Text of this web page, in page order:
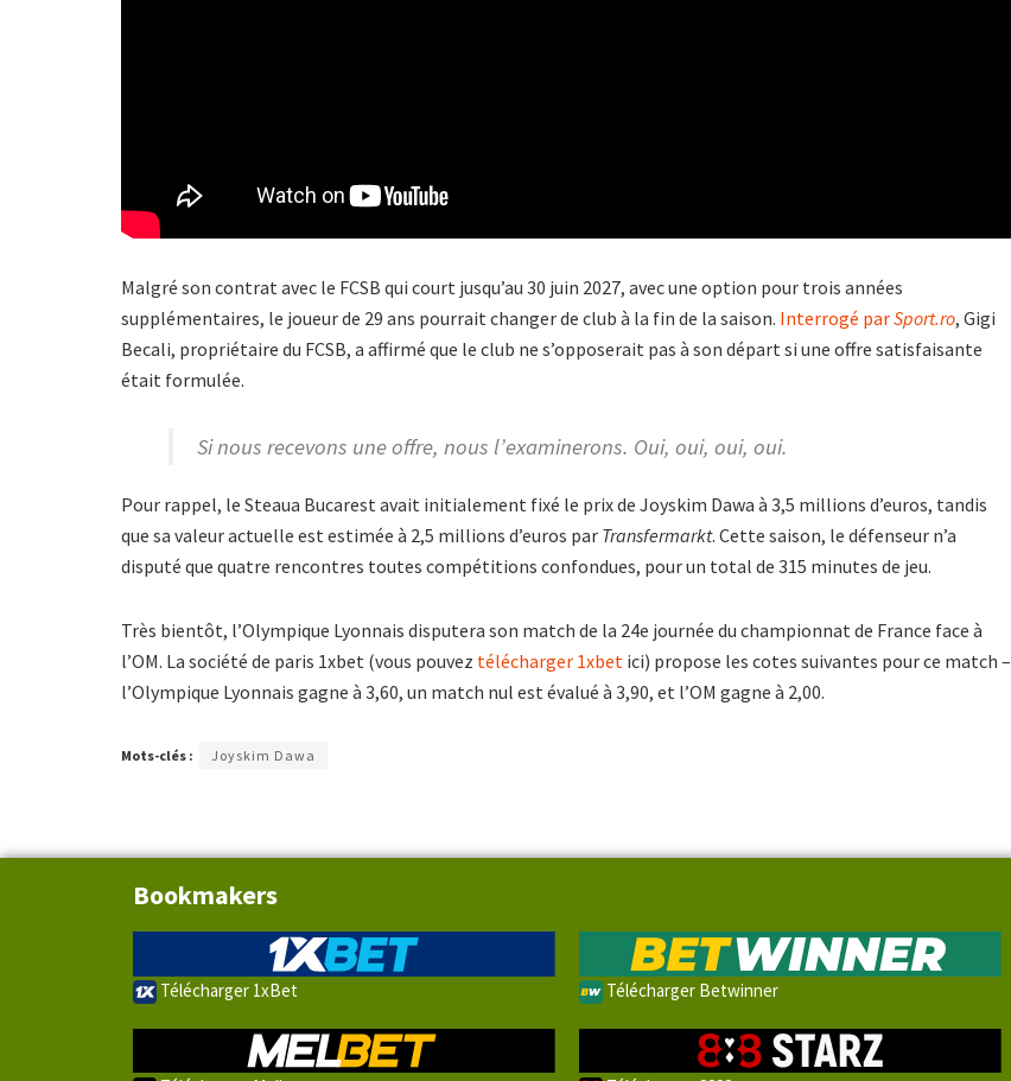
Malgré son contrat avec le FCSB qui court jusqu’au 30 juin 2027, avec une option pour trois années
supplémentaires, le joueur de 29 ans pourrait changer de club à la fin de la saison. Interrogé parSport.ro, Gigi
Becali, propriétaire du FCSB, a affirmé que le club ne s’opposerait pas à son départ si une offre satisfaisante
était formulée.
Si nous recevons une offre, nous l’examinerons. Oui, oui, oui, oui.
Pour rappel, le Steaua Bucarest avait initialement fixé le prix de Joyskim Dawa à 3,5 millions d’euros, tandis
que sa valeur actuelle est estimée à 2,5 millions d’euros par Transfermarkt. Cette saison, le défenseur n’a
disputé que quatre rencontres toutes compétitions confondues, pour un total de 315 minutes de jeu.
Très bientôt, l’Olympique Lyonnais disputera son match de la 24e journée du championnat de France face à
l’OM. La société de paris 1xbet (vous pouvez télécharger 1xbet ici) propose les cotes suivantes pour ce match –
l’Olympique Lyonnais gagne à 3,60, un match nul est évalué à 3,90, et l’OM gagne à 2,00.
Mots-clés : Joyskim Dawa
Bookmakers
Télécharger 1xBet Télécharger Betwinner